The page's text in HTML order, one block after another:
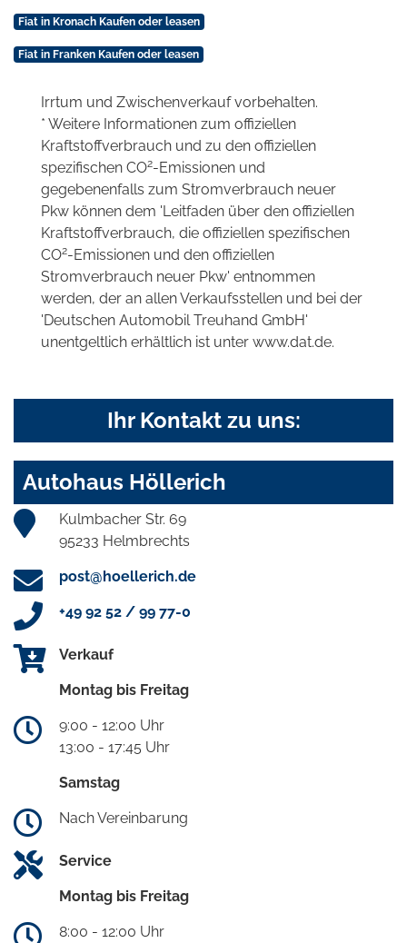
Fiat in Kronach Kaufen oder leasen
Fiat in Franken Kaufen oder leasen
Irrtum und Zwischenverkauf vorbehalten.
* Weitere Informationen zum offiziellen
Kraftstoffverbrauch und zu den offiziellen
spezifischen CO2-Emissionen und
gegebenenfalls zum Stromverbrauch neuer
Pkw können dem 'Leitfaden über den offiziellen
Kraftstoffverbrauch, die offiziellen spezifischen
CO2-Emissionen und den offiziellen
Stromverbrauch neuer Pkw' entnommen
werden, der an allen Verkaufsstellen und bei der
'Deutschen Automobil Treuhand GmbH'
unentgeltlich erhältlich ist unter www.dat.de.
Ihr Kontakt zu uns:
Autohaus Höllerich
Kulmbacher Str. 69
95233 Helmbrechts
post@hoellerich.de
+49 92 52 / 99 77-0
Verkauf
Montag bis Freitag
9:00 - 12:00 Uhr
13:00 - 17:45 Uhr
Samstag
Nach Vereinbarung
Service
Montag bis Freitag
8:00 - 12:00 Uhr